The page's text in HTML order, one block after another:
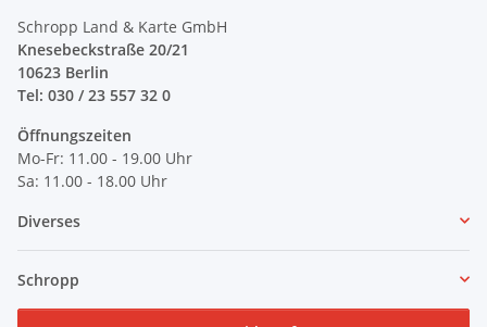
Schropp Land & Karte GmbH
Knesebeckstraße 20/21
10623 Berlin
Tel: 030 / 23 557 32 0
Öffnungszeiten
Mo-Fr: 11.00 - 19.00 Uhr
Sa: 11.00 - 18.00 Uhr
Diverses
Schropp